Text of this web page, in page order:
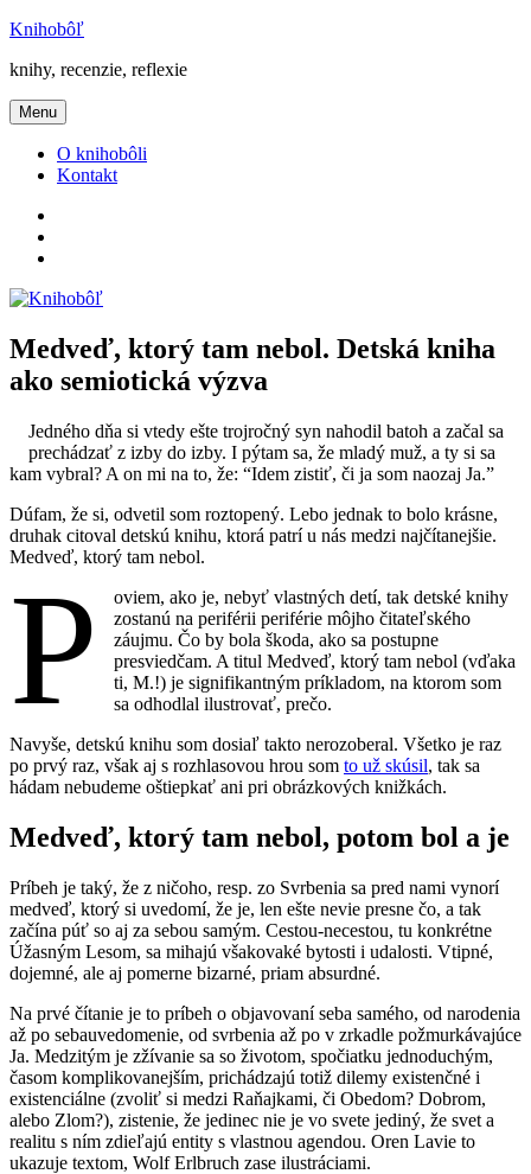
Prejsť
obsah
Knihobôľ
knihy, recenzie, reflexie
Menu
O knihobôli
Kontakt
Medveď, ktorý tam nebol. Detská kniha
ako semiotická výzva
Jedného dňa si vtedy ešte trojročný syn nahodil batoh a začal sa
prechádzať z izby do izby. I pýtam sa, že mladý muž, a ty si sa
kam vybral? A on mi na to, že: “Idem zistiť, či ja som naozaj Ja.”
Dúfam, že si, odvetil som roztopený. Lebo jednak to bolo krásne,
druhak citoval detskú knihu, ktorá patrí u nás medzi najčítanejšie.
Medveď, ktorý tam nebol.
P
oviem, ako je, nebyť vlastných detí, tak detské knihy
zostanú na periférii periférie môjho čitateľského
záujmu. Čo by bola škoda, ako sa postupne
presviedčam. A titul Medveď, ktorý tam nebol (vďaka
ti, M.!) je signifikantným príkladom, na ktorom som
sa odhodlal ilustrovať, prečo.
Navyše, detskú knihu som dosiaľ takto nerozoberal. Všetko je raz
po prvý raz, však aj s rozhlasovou hrou som to už skúsil, tak sa
hádam nebudeme oštiepkať ani pri obrázkových knižkách.
Medveď, ktorý tam nebol, potom bol a je
Príbeh je taký, že z ničoho, resp. zo Svrbenia sa pred nami vynorí
medveď, ktorý si uvedomí, že je, len ešte nevie presne čo, a tak
začína púť so aj za sebou samým. Cestou-necestou, tu konkrétne
Úžasným Lesom, sa mihajú všakovaké bytosti i udalosti. Vtipné,
dojemné, ale aj pomerne bizarné, priam absurdné.
Na prvé čítanie je to príbeh o objavovaní seba samého, od narodenia
až po sebauvedomenie, od svrbenia až po v zrkadle požmurkávajúce
Ja. Medzitým je zžívanie sa so životom, spočiatku jednoduchým,
časom komplikovanejším, prichádzajú totiž dilemy existenčné i
existenciálne (zvoliť si medzi Raňajkami, či Obedom? Dobrom,
alebo Zlom?), zistenie, že jedinec nie je vo svete jediný, že svet a
realitu s ním zdieľajú entity s vlastnou agendou. Oren Lavie to
ukazuje textom, Wolf Erlbruch zase ilustráciami.